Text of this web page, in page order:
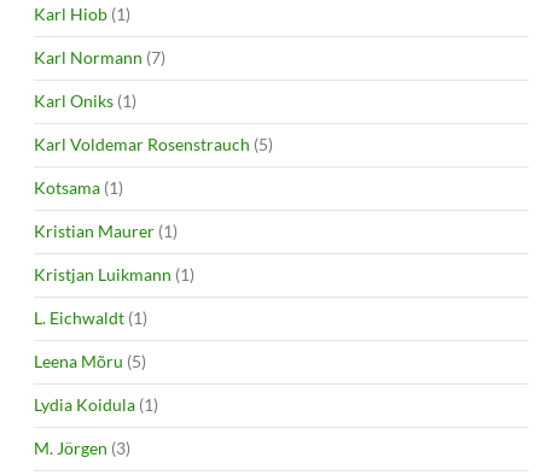
Karl Hiob (1)
Karl Normann (7)
Karl Oniks (1)
Karl Voldemar Rosenstrauch (5)
Kotsama (1)
Kristian Maurer (1)
Kristjan Luikmann (1)
L. Eichwaldt (1)
Leena Mõru (5)
Lydia Koidula (1)
M. Jörgen (3)